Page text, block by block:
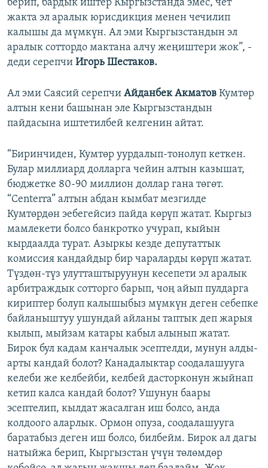
берип, бардык иштер Кыргызстанда эмес, чет
жакта эл аралык юрисдикция менен чечилип
калышы да мүмкүн. Ал эми Кыргызстандын эл
аралык соттордо мактана алчу жеңиштери жок”, -
деди серепчи Игорь Шестаков.
Ал эми Саясий серепчи Айданбек Акматов Кумтөр
алтын кени башынан эле Кыргызстандын
пайдасына иштетилбей келгенин айтат.
“Биринчиден, Кумтөр уурдалып-тонолуп кеткен.
Булар миллиард долларга чейин алтын казышат,
бюджетке 80-90 миллион доллар гана төгөт.
“Centerra” алтын абдан кымбат мезгилде
Кумтөрдөн эебегейсиз пайда көрүп жатат. Кыргыз
мамлекети болсо банкротко учурап, кыйын
кырдаалда турат. Азыркы кезде депутаттык
комиссия кандайдыр бир чараларды көрүп жатат.
Түздөн-түз улутташтыруунун кесепети эл аралык
арбитраждык сотторго барып, чоң айып пулдарга
кириптер болуп калышыбыз мүмкүн деген себепке
байланыштуу ушундай айланы таптык деп жарыя
кылып, мыйзам катары кабыл алынып жатат.
Бирок бул кадам канчалык эсептелди, мунун алды-
арты кандай болот? Канадалыктар соодалашууга
келеби же келбейби, келбей дасторконун жыйнап
кетип калса кандай болот? Ушунун баары
эсептелип, кылдат жасалган иш болсо, анда
колдоого аларлык. Ормон опуза, соодалашууга
баратабыз деген иш болсо, билбейм. Бирок ал дагы
натыйжа берип, Кыргызстан үчүн төлөмдөр